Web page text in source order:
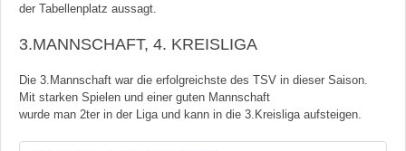
der Tabellenplatz aussagt.
3.MANNSCHAFT, 4. KREISLIGA
Die 3.Mannschaft war die erfolgreichste des TSV in dieser Saison.
Mit starken Spielen und einer guten Mannschaft
wurde man 2ter in der Liga und kann in die 3.Kreisliga aufsteigen.